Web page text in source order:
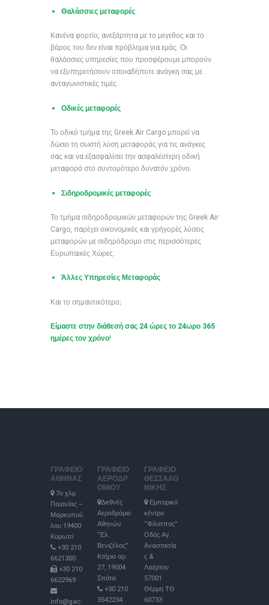
Θαλάσσιες μεταφορές
Κανένα φορτίο, ανεξάρτητα με το μεγεθος και το
βάρος του δεν είναι πρόβλημα για εμάς. Οι
θαλάσσιες υπηρεσίες που προσφέρουμε μπορούν
να εξυπηρετήσουν οποιαδήποτε ανάγκη σας με
ανταγωνιστικές τιμές.
Οδικές μεταφορές
Το οδικό τμήμα της Greek Air Cargo μπορεί να
δώσει τη σωστή λύση μεταφοράς για τις ανάγκες
σας και να εξασφαλίσει την ασφαλέστερη οδική
μεταφορά στο συντομότερο δυνατόν χρόνο.
Σιδηροδρομικές μεταφορές
Το τμήμα σιδηροδρομικών μεταφορών της Greek Air
Cargo, παρέχει οικονομικές και γρήγορές λύσεις
μεταφορών με σιδηρόδρομο στις περισσότερες
Ευρωπαικές Χώρες.
Άλλες Υπηρεσίες Μεταφοράς
Και το σημαντικότερο;
Είμαστε στην διάθεσή σας 24 ώρες το 24ωρο 365
ημέρες τον χρόνο!
ΓΡΑΦΕΙΟ
ΑΘΗΝΑΣ
7ο χλμ
Παιανίας –
Μαρκοπού
λου 19400
Κορωπί
+30 210
6621300
+30 210
6622969
info@gac.
ΓΡΑΦΕΙΟ
ΑΕΡΟΔΡ
ΟΜΙΟΥ
Διεθνές
Αεροδρόμιο
Αθηνών
“Ελ.
Βενιζέλος”
Κτήριο αρ.
27, 19004
Σπάτα
+30 210
3542234
ΓΡΑΦΕΙΟ
ΘΕΣΣΑΛΟ
ΝΙΚΗΣ
Εμπορικό
κέντρο
“Φίλιππος”
Οδός Αγ.
Αναστασία
ς &
Λαέρτου
57001
Θέρμη ΤΘ
60733